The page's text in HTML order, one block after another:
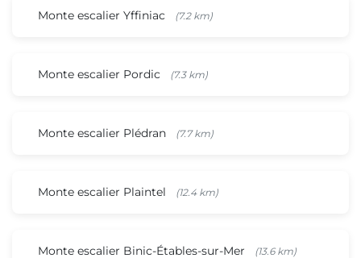
Monte escalier Yffiniac (7.2 km)
Monte escalier Pordic (7.3 km)
Monte escalier Plédran (7.7 km)
Monte escalier Plaintel (12.4 km)
Monte escalier Binic-Étables-sur-Mer (13.6 km)